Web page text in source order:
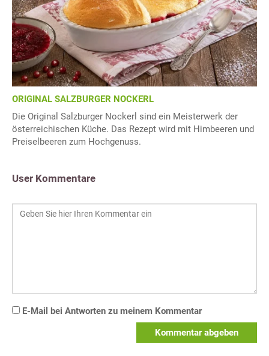
ORIGINAL SALZBURGER NOCKERL
Die Original Salzburger Nockerl sind ein Meisterwerk der
österreichischen Küche. Das Rezept wird mit Himbeeren und
Preiselbeeren zum Hochgenuss.
User Kommentare
E-Mail bei Antworten zu meinem Kommentar
Kommentar abgeben